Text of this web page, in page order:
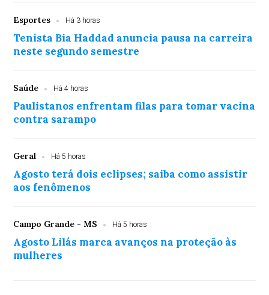
Esportes Há 3 horas
Tenista Bia Haddad anuncia pausa na carreira
neste segundo semestre
Saúde Há 4 horas
Paulistanos enfrentam filas para tomar vacina
contra sarampo
Geral Há 5 horas
Agosto terá dois eclipses; saiba como assistir
aos fenômenos
Campo Grande - MS Há 5 horas
Agosto Lilás marca avanços na proteção às
mulheres